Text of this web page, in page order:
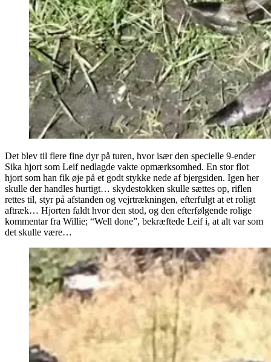
Det blev til flere fine dyr på turen, hvor især den specielle 9-ender
Sika hjort som Leif nedlagde vakte opmærksomhed. En stor flot
hjort som han fik øje på et godt stykke nede af bjergsiden. Igen her
skulle der handles hurtigt… skydestokken skulle sættes op, riflen
rettes til, styr på afstanden og vejrtrækningen, efterfulgt at et roligt
aftræk… Hjorten faldt hvor den stod, og den efterfølgende rolige
kommentar fra Willie; “Well done”, bekræftede Leif i, at alt var som
det skulle være…